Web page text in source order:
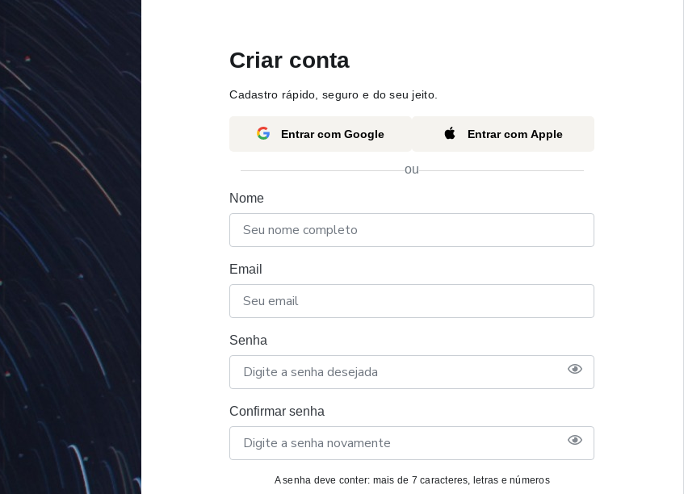
Criar conta
Cadastro rápido, seguro e do seu jeito.
Entrar com Google Entrar com Apple
ou
Nome
Email
Senha
Confirmar senha
A senha deve conter: mais de 7 caracteres, letras e números